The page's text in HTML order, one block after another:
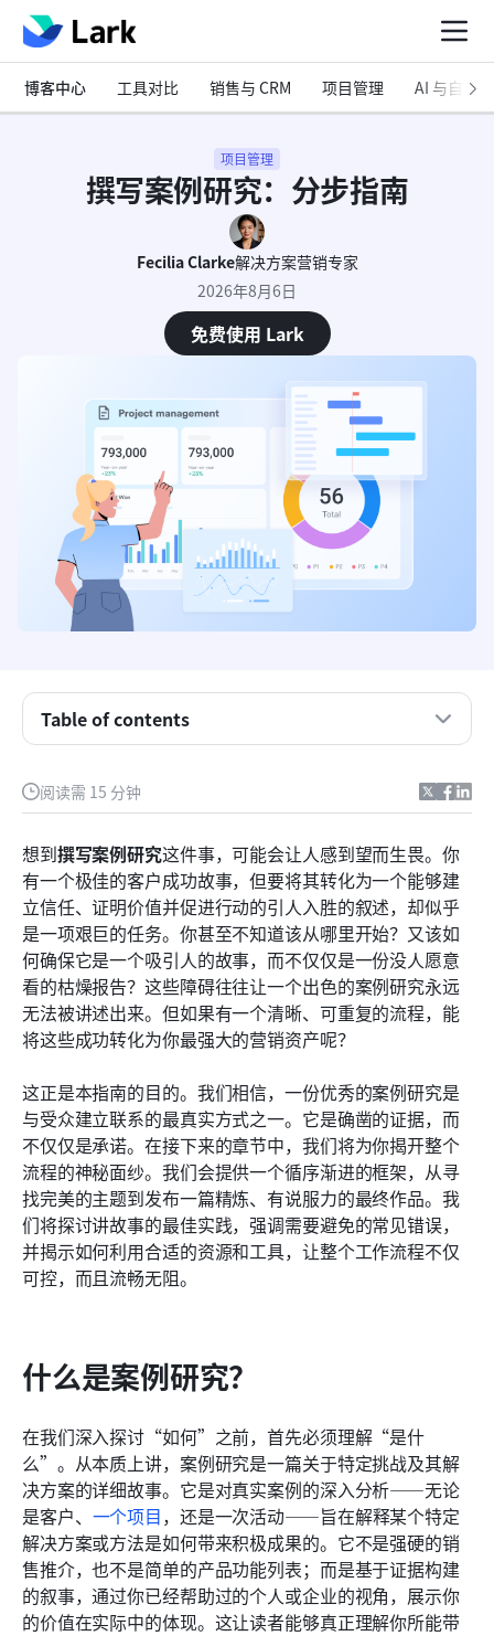
博客中心 工具对比 销售与 CRM 项目管理 AI 与自动化
项目管理
撰写案例研究：分步指南
Fecilia Clarke解决方案营销专家
2026年8月6日
免费使用 Lark
阅读需 15 分钟
想到撰写案例研究这件事，可能会让人感到望而生畏。你
有一个极佳的客户成功故事，但要将其转化为一个能够建
立信任、证明价值并促进行动的引人入胜的叙述，却似乎
是一项艰巨的任务。你甚至不知道该从哪里开始？又该如
何确保它是一个吸引人的故事，而不仅仅是一份没人愿意
看的枯燥报告？这些障碍往往让一个出色的案例研究永远
无法被讲述出来。但如果有一个清晰、可重复的流程，能
将这些成功转化为你最强大的营销资产呢？
这正是本指南的目的。我们相信，一份优秀的案例研究是
与受众建立联系的最真实方式之一。它是确凿的证据，而
不仅仅是承诺。在接下来的章节中，我们将为你揭开整个
流程的神秘面纱。我们会提供一个循序渐进的框架，从寻
找完美的主题到发布一篇精炼、有说服力的最终作品。我
们将探讨讲故事的最佳实践，强调需要避免的常见错误，
并揭示如何利用合适的资源和工具，让整个工作流程不仅
可控，而且流畅无阻。
什么是案例研究？
在我们深入探讨“如何”之前，首先必须理解“是什
么”。从本质上讲，案例研究是一篇关于特定挑战及其解
决方案的详细故事。它是对真实案例的深入分析——无论
是客户、 一个项目，还是一次活动——旨在解释某个特定
解决方案或方法是如何带来积极成果的。它不是强硬的销
售推介，也不是简单的产品功能列表；而是基于证据构建
的叙事，通过你已经帮助过的个人或企业的视角，展示你
的价值在实际中的体现。这让读者能够真正理解你所能带
Table of contents
什么是案例研究？
吸引并说服人的案例研究最佳实践
优化您的工作流程：使用 Lark 撰写案例研究的更佳
方式
结论
常见问题
相关阅读